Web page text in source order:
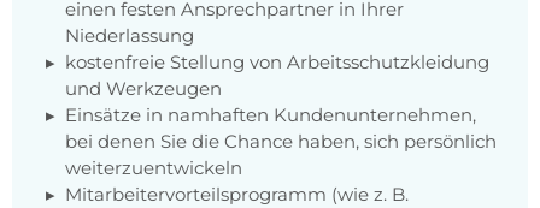
einen festen Ansprechpartner in Ihrer
Niederlassung
kostenfreie Stellung von Arbeitsschutzkleidung
und Werkzeugen
Einsätze in namhaften Kundenunternehmen,
bei denen Sie die Chance haben, sich persönlich
weiterzuentwickeln
Mitarbeitervorteilsprogramm (wie z. B.